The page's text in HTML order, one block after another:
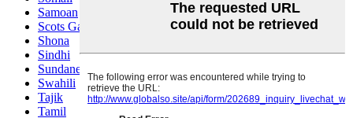
Samoan
Scots Gaelic
Shona
Sindhi
Sundanese
Swahili
Tajik
Tamil